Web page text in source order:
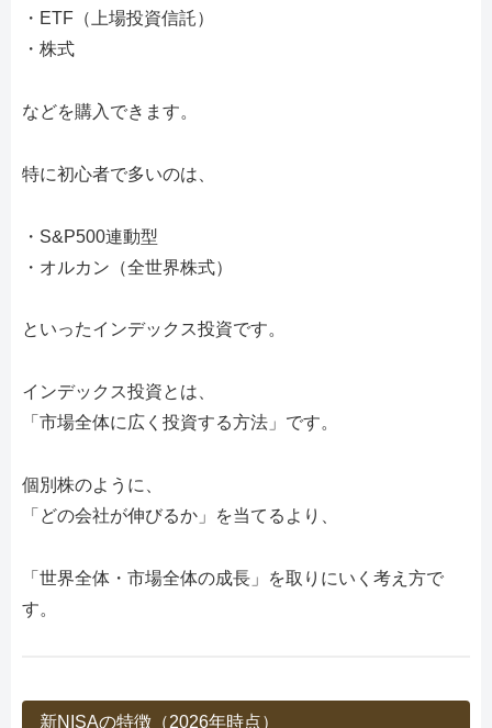
・ETF（上場投資信託）
・株式
などを購入できます。
特に初心者で多いのは、
・S&P500連動型
・オルカン（全世界株式）
といったインデックス投資です。
インデックス投資とは、
「市場全体に広く投資する方法」です。
個別株のように、
「どの会社が伸びるか」を当てるより、
「世界全体・市場全体の成長」を取りにいく考え方で
す。
新NISAの特徴（2026年時点）